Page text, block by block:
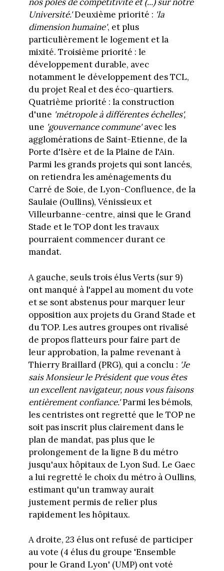
Université.'Deuxième priorité : 'la
dimension humaine', et plus
particulièrement le logement et la
mixité. Troisième priorité : le
développement durable, avec
notamment le développement des TCL,
du projet Real et des éco-quartiers.
Quatrième priorité : la construction
d'une 'métropole à différentes échelles',
une 'gouvernance commune'avec les
agglomérations de Saint-Etienne, de la
Porte d'Isère et de la Plaine de l'Ain.
Parmi les grands projets qui sont lancés,
on retiendra les aménagements du
Carré de Soie, de Lyon-Confluence, de la
Saulaie (Oullins), Vénissieux et
Villeurbanne-centre, ainsi que le Grand
Stade et le TOP dont les travaux
pourraient commencer durant ce
mandat.
A gauche, seuls trois élus Verts (sur 9)
ont manqué à l'appel au moment du vote
et se sont abstenus pour marquer leur
opposition aux projets du Grand Stade et
du TOP. Les autres groupes ont rivalisé
de propos flatteurs pour faire part de
leur approbation, la palme revenant à
Thierry Braillard (PRG), qui a conclu : 'Je
sais Monsieur le Président que vous êtes
un excellent navigateur, nous vous faisons
entièrement confiance.'Parmi les bémols,
les centristes ont regretté que le TOP ne
soit pas inscrit plus clairement dans le
plan de mandat, pas plus que le
prolongement de la ligne B du métro
jusqu'aux hôpitaux de Lyon Sud. Le Gaec
a lui regretté le choix du métro à Oullins,
estimant qu'un tramway aurait
justement permis de relier plus
rapidement les hôpitaux.
A droite, 23 élus ont refusé de participer
au vote (4 élus du groupe 'Ensemble
pour le Grand Lyon' (UMP) ont voté